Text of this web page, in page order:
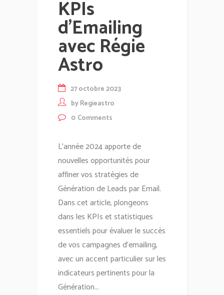
KPIs
d’Emailing
avec Régie
Astro
27 octobre 2023
byRegieastro
0 Comments
L'année 2024 apporte de
nouvelles opportunités pour
affiner vos stratégies de
Génération de Leads par Email.
Dans cet article, plongeons
dans les KPIs et statistiques
essentiels pour évaluer le succès
de vos campagnes d'emailing,
avec un accent particulier sur les
indicateurs pertinents pour la
Génération...